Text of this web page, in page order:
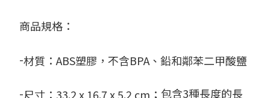
商品規格：
-材質： ABS塑膠，不含BPA 、鉛和鄰苯二甲酸鹽
-尺寸：33.2x 16.7 x 5.2 cm； 包含3種長度的長